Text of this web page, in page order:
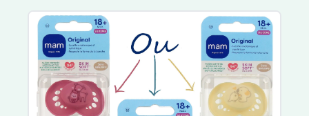
Inava
Botot
CB12
Elmex
Eludril
Listerine